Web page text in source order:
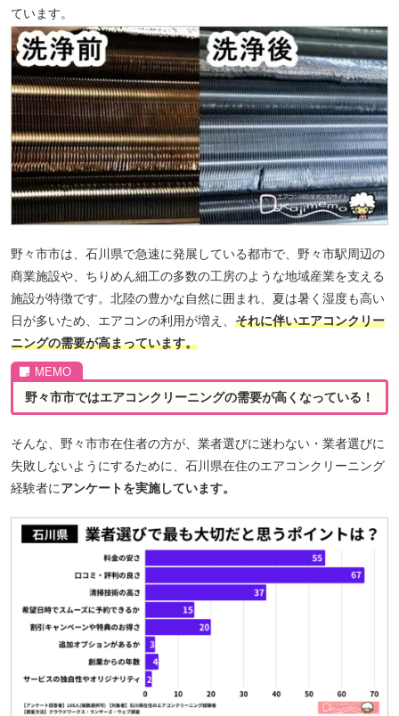
ています。
野々市市は、石川県で急速に発展している都市で、野々市駅周辺の
商業施設や、ちりめん細工の多数の工房のような地域産業を支える
施設が特徴です。北陸の豊かな自然に囲まれ、夏は暑く湿度も高い
日が多いため、エアコンの利用が増え、 それに伴いエアコンクリー
ニングの需要が高まっています。
野々市市ではエアコンクリーニングの需要が高くなっている！
そんな、野々市市在住者の方が、業者選びに迷わない・業者選びに
失敗しないようにするために、石川県在住のエアコンクリーニング
経験者にアンケートを実施しています。